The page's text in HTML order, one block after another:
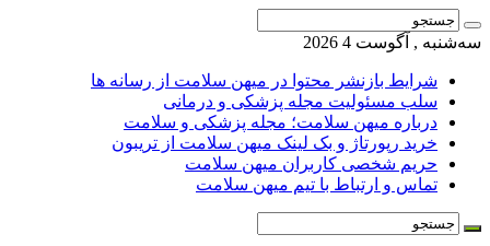
سه‌شنبه , آگوست 4 2026
شرایط بازنشر محتوا در میهن سلامت از رسانه ها
سلب مسئولیت مجله پزشکی و درمانی
درباره میهن سلامت؛ مجله پزشکی و سلامت
خرید رپورتاژ و بک لینک میهن سلامت از تریبون
حریم شخصی کاربران میهن سلامت
تماس و ارتباط با تیم میهن سلامت